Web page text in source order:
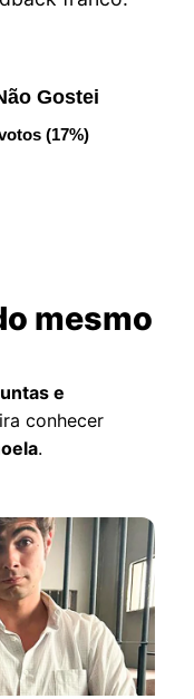
Gostei
(17%)
mesmo
e
conhecer
.